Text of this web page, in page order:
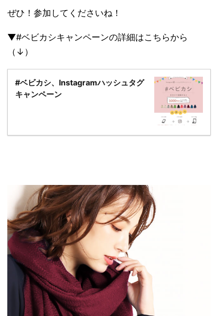
ぜひ！参加してくださいね！
▼#ベビカシキャンペーンの詳細はこちらから
（↓）
#ベビカシ、Instagramハッシュタグ
キャンペーン